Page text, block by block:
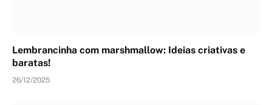
Lembrancinha com marshmallow: Ideias criativas e
baratas!
26/12/2025